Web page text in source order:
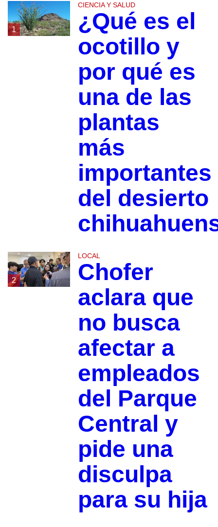
1
CIENCIA Y SALUD
¿Qué es el
ocotillo y
por qué es
una de las
plantas
más
importantes
del desierto
2
LOCAL
Chofer
aclara que
no busca
afectar a
empleados
del Parque
Central y
pide una
disculpa
para su hija